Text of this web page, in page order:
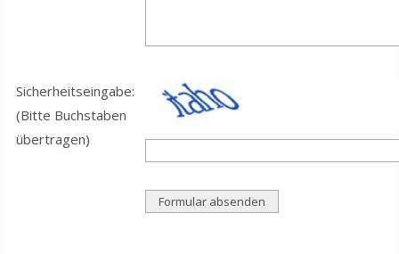
Sicherheitseingabe:
(Bitte Buchstaben
übertragen)